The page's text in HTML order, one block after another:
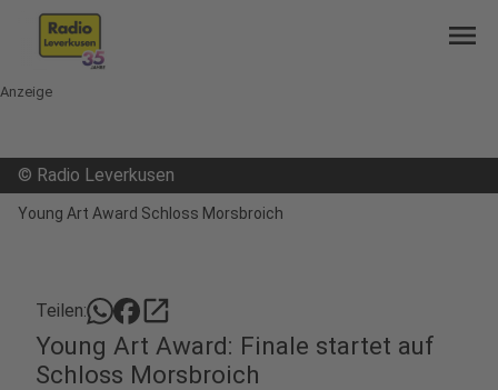
menu
Anzeige
© Radio Leverkusen
Young Art Award Schloss Morsbroich
Teilen: open_in_new
Young Art Award: Finale startet auf
Schloss Morsbroich